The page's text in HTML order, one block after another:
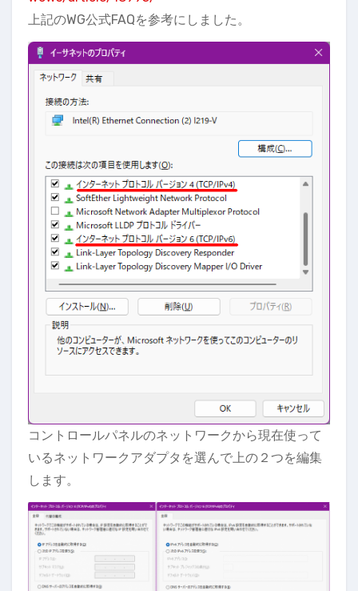
上記のWG公式FAQを参考にしました。
コントロールパネルのネットワークから現在使って
いるネットワークアダプタを選んで上の２つを編集
します。